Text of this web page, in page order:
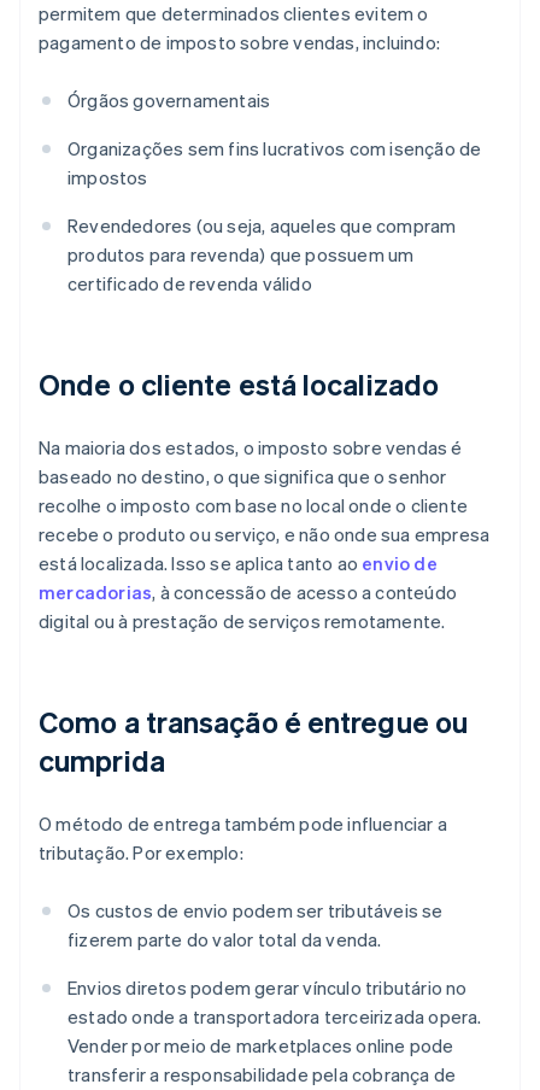
permitem que determinados clientes evitem o
pagamento de imposto sobre vendas, incluindo:
Órgãos governamentais
Organizações sem fins lucrativos com isenção de
impostos
Revendedores (ou seja, aqueles que compram
produtos para revenda) que possuem um
certificado de revenda válido
Onde o cliente está localizado
Na maioria dos estados, o imposto sobre vendas é
baseado no destino, o que significa que o senhor
recolhe o imposto com base no local onde o cliente
recebe o produto ou serviço, e não onde sua empresa
está localizada. Isso se aplica tanto ao envio de
mercadorias, à concessão de acesso a conteúdo
digital ou à prestação de serviços remotamente.
Como a transação é entregue ou
cumprida
O método de entrega também pode influenciar a
tributação. Por exemplo:
Os custos de envio podem ser tributáveis se
fizerem parte do valor total da venda.
Envios diretos podem gerar vínculo tributário no
estado onde a transportadora terceirizada opera.
Vender por meio de marketplaces online pode
transferir a responsabilidade pela cobrança de